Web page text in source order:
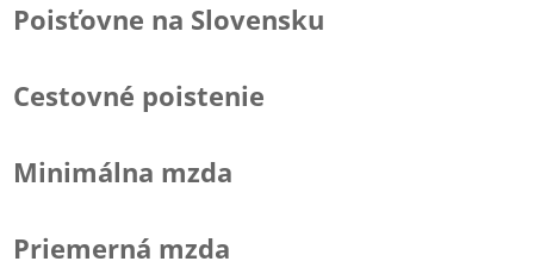
Poisťovne na Slovensku
Cestovné poistenie
Minimálna mzda
Priemerná mzda